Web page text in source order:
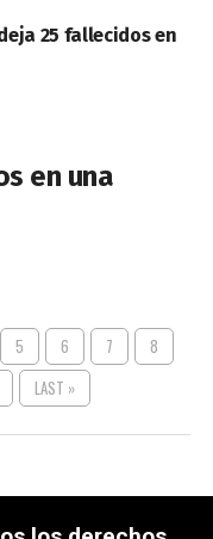
25 fallecidos en
en una
5 6 7
8
LAST »